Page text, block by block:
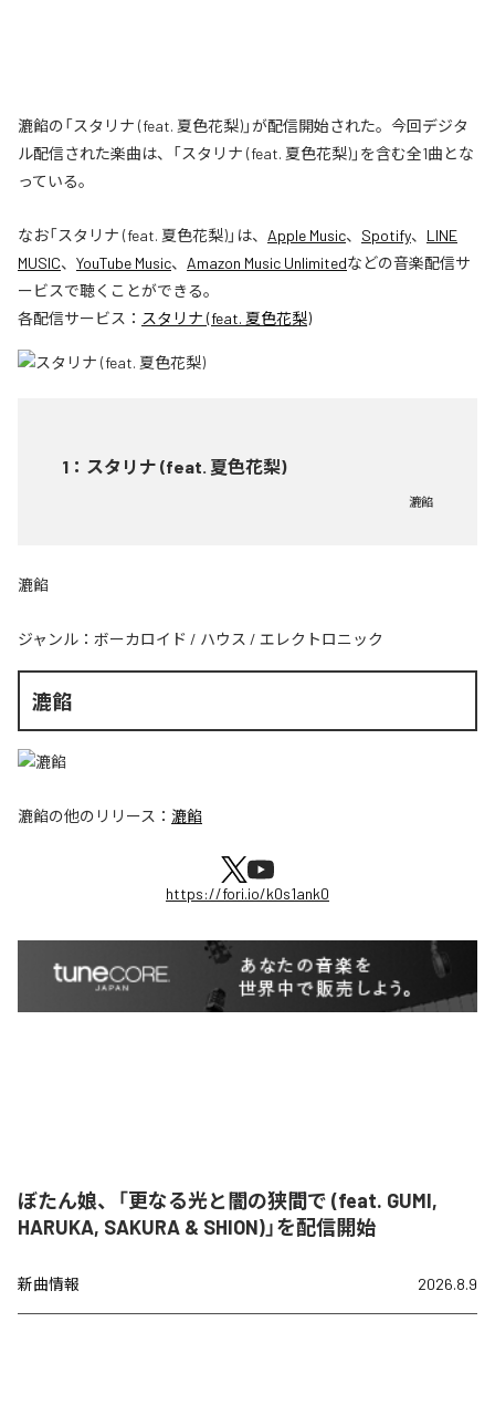
漉餡の「スタリナ (feat. 夏色花梨)」が配信開始された。今回デジタ
ル配信された楽曲は、「スタリナ (feat. 夏色花梨)」を含む全1曲とな
っている。
なお「スタリナ (feat. 夏色花梨)」は、 Apple Music、 Spotify、 LINE
MUSIC、 YouTube Music、 Amazon Music Unlimitedなどの音楽配信サ
ービスで聴くことができる。
各配信サービス： スタリナ (feat. 夏色花梨)
1 ： スタリナ (feat. 夏色花梨)
漉餡
漉餡
ジャンル： ボーカロイド / ハウス / エレクトロニック
漉餡
漉餡の他のリリース： 漉餡
https://fori.io/k0s1ank0
ぼたん娘、「更なる光と闇の狭間で (feat. GUMI,
HARUKA, SAKURA & SHION)」を配信開始
新曲情報 2026.8.9